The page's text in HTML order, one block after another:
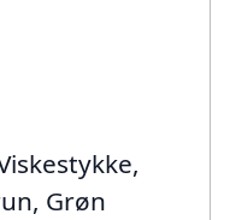
Grøn